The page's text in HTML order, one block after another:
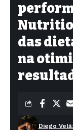
das
na
Diego